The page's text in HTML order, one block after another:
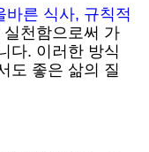
바른 식사, 규칙적
천함으로써 가
다. 이러한 방식
도 좋은 삶의 질